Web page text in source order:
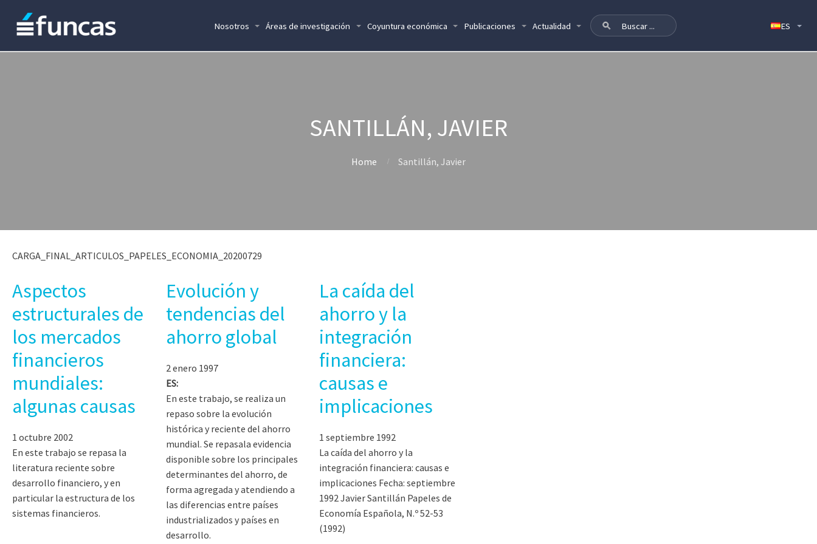
Nosotros Áreas de investigación Coyuntura económica Publicaciones Actualidad
SANTILLÁN, JAVIER
Home Santillán, Javier
CARGA_FINAL_ARTICULOS_PAPELES_ECONOMIA_20200729
Aspectos
estructurales de
los mercados
financieros
mundiales:
algunas causas
1 octubre 2002
En este trabajo se repasa la
literatura reciente sobre
desarrollo financiero, y en
particular la estructura de los
sistemas financieros.
Evolución y
tendencias del
ahorro global
2 enero 1997
ES:
En este trabajo, se realiza un
repaso sobre la evolución
histórica y reciente del ahorro
mundial. Se repasala evidencia
disponible sobre los principales
determinantes del ahorro, de
forma agregada y atendiendo a
las diferencias entre países
industrializados y países en
desarrollo.
La caída del
ahorro y la
integración
financiera:
causas e
implicaciones
1 septiembre 1992
La caída del ahorro y la
integración financiera: causas e
implicaciones Fecha: septiembre
1992 Javier Santillán Papeles de
Economía Española, N.º 52-53
(1992)